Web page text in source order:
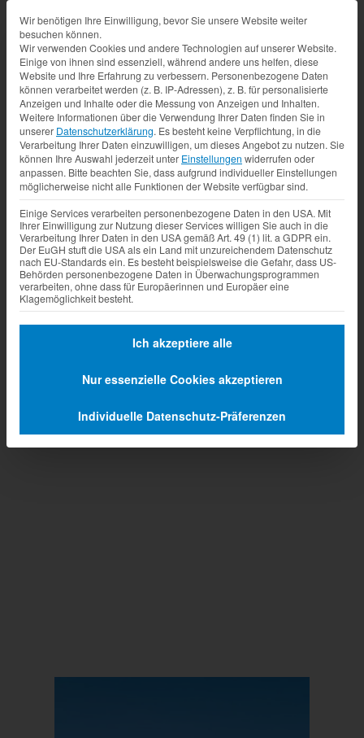
Datenschutz-Präferenz
Wir benötigen Ihre Einwilligung, bevor Sie unsere Website weiter
besuchen können.
Wir verwenden Cookies und andere Technologien auf unserer Website.
Einige von ihnen sind essenziell, während andere uns helfen, diese
Website und Ihre Erfahrung zu verbessern. Personenbezogene Daten
können verarbeitet werden (z. B. IP-Adressen), z. B. für personalisierte
Anzeigen und Inhalte oder die Messung von Anzeigen und Inhalten.
Weitere Informationen über die Verwendung Ihrer Daten finden Sie in
unserer Datenschutzerklärung. Es besteht keine Verpflichtung, in die
Verarbeitung Ihrer Daten einzuwilligen, um dieses Angebot zu nutzen. Sie
können Ihre Auswahl jederzeit unter Einstellungen widerrufen oder
anpassen. Bitte beachten Sie, dass aufgrund individueller Einstellungen
möglicherweise nicht alle Funktionen der Website verfügbar sind.
Einige Services verarbeiten personenbezogene Daten in den USA. Mit
Ihrer Einwilligung zur Nutzung dieser Services willigen Sie auch in die
Verarbeitung Ihrer Daten in den USA gemäß Art. 49 (1) lit. a GDPR ein.
Der EuGH stuft die USA als ein Land mit unzureichendem Datenschutz
nach EU-Standards ein. Es besteht beispielsweise die Gefahr, dass US-
Behörden personenbezogene Daten in Überwachungsprogrammen
verarbeiten, ohne dass für Europäerinnen und Europäer eine
Klagemöglichkeit besteht.
Ich akzeptiere alle
Nur essenzielle Cookies akzeptieren
Individuelle Datenschutz-Präferenzen